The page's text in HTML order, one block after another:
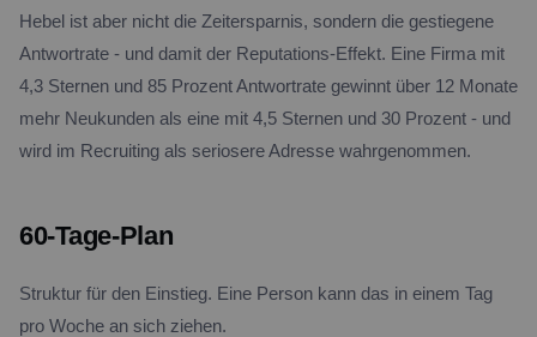
Hebel ist aber nicht die Zeitersparnis, sondern die gestiegene
Antwortrate - und damit der Reputations-Effekt. Eine Firma mit
4,3 Sternen und 85 Prozent Antwortrate gewinnt über 12 Monate
mehr Neukunden als eine mit 4,5 Sternen und 30 Prozent - und
wird im Recruiting als seriosere Adresse wahrgenommen.
60-Tage-Plan
Struktur für den Einstieg. Eine Person kann das in einem Tag
pro Woche an sich ziehen.